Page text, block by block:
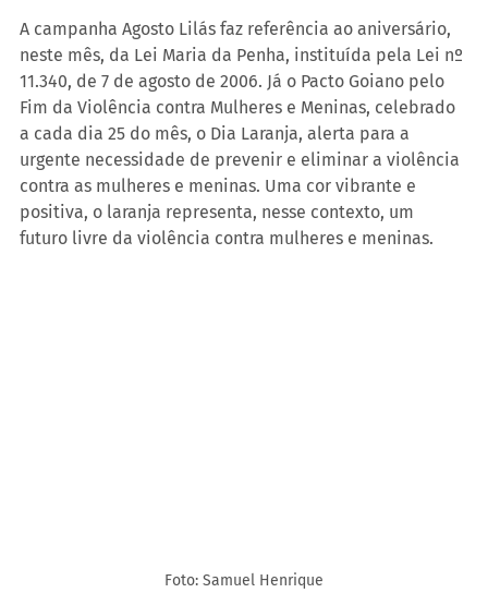
A campanha Agosto Lilás faz referência ao aniversário,
neste mês, da Lei Maria da Penha, instituída pela Lei nº
11.340, de 7 de agosto de 2006. Já o Pacto Goiano pelo
Fim da Violência contra Mulheres e Meninas, celebrado
a cada dia 25 do mês, o Dia Laranja, alerta para a
urgente necessidade de prevenir e eliminar a violência
contra as mulheres e meninas. Uma cor vibrante e
positiva, o laranja representa, nesse contexto, um
futuro livre da violência contra mulheres e meninas.
Foto: Samuel Henrique